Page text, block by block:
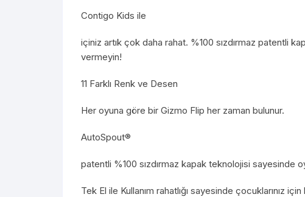
Contigo Kids ile
içiniz artık çok daha rahat. %100 sızdırmaz patentli
vermeyin!
11 Farklı Renk ve Desen
Her oyuna göre bir Gizmo Flip her zaman bulunur.
AutoSpout®
patentli %100 sızdırmaz kapak teknolojisi sayesinde
Tek El ile Kullanım rahatlığı sayesinde çocuklarınız